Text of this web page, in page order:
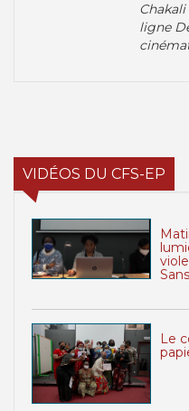
ligne
VIDÉOS DU CFS-EP
Le